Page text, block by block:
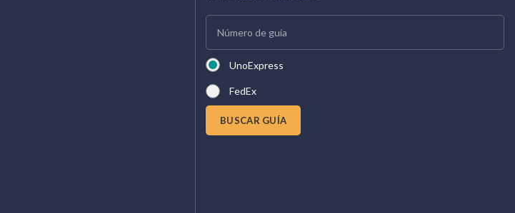
UnoExpress
FedEx
BUSCAR GUÍA